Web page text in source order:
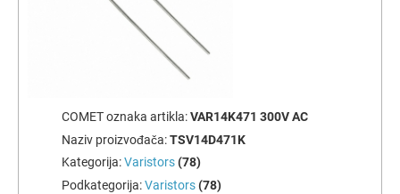
COMET oznaka artikla:VAR14K471 300V AC
Naziv proizvođača:TSV14D471K
Kategorija:Varistors(78)
Podkategorija:Varistors(78)